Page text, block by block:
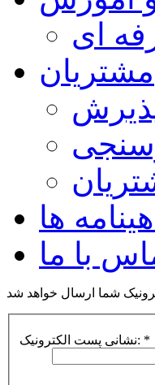
ای
مشتریان
ها
با ما
شما ارسال خواهد شد
نشانی پست الکترونیک: *